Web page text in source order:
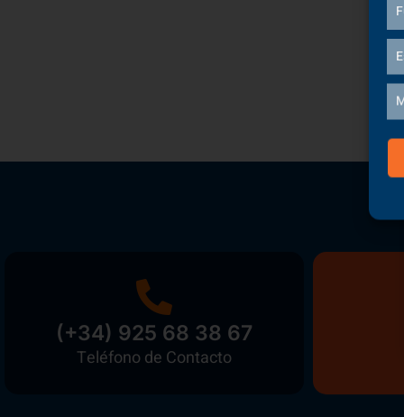
(+34) 925 68 38 67
Teléfono de Contacto